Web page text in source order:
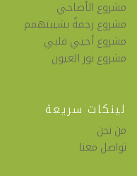
مشروع الأضاحي
مشروع رحمةً بشيبتهمم
مشروع أحيي قلبي
مشروع نور العيون
لينكات سريعة
من نحن
تواصل معنا